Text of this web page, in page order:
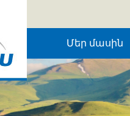
Մեր մասին